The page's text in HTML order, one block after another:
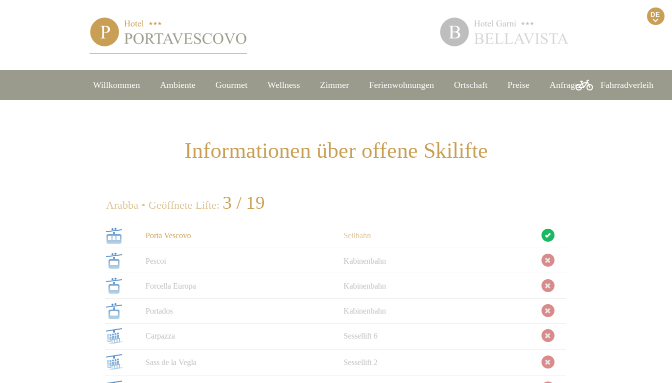
DE
Willkommen Ambiente Gourmet Wellness Zimmer Ferienwohnungen Ortschaft Preise Anfrage Fahrradverleih
Informationen über offene Skilifte
Arabba • Geöffnete Lifte: 3 / 19
Porta Vescovo Seilbahn
Pescoi Kabinenbahn
Forcella Europa Kabinenbahn
Portados Kabinenbahn
Carpazza Sessellift 6
Sass de la Vegla Sessellift 2